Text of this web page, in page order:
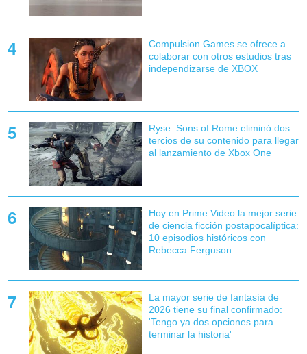
Compulsion Games se ofrece a
colaborar con otros estudios tras
independizarse de XBOX
Ryse: Sons of Rome eliminó dos
tercios de su contenido para llegar
al lanzamiento de Xbox One
Hoy en Prime Video la mejor serie
de ciencia ficción postapocalíptica:
10 episodios históricos con
Rebecca Ferguson
La mayor serie de fantasía de
2026 tiene su final confirmado:
'Tengo ya dos opciones para
terminar la historia'